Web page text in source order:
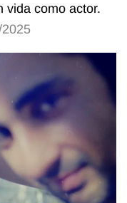
vida como actor.